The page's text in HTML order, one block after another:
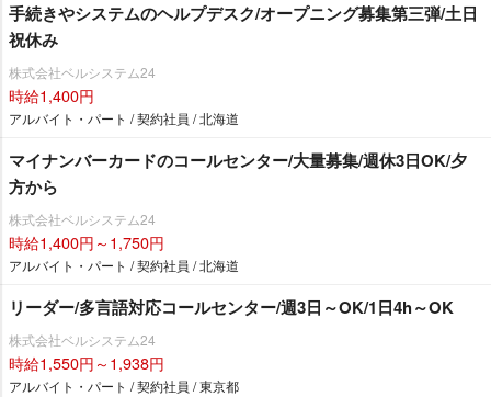
手続きやシステムのヘルプデスク/オープニング募集第三弾/土日
祝休み
株式会社ベルシステム24
時給1,400円
アルバイト・パート / 契約社員 / 北海道
マイナンバーカードのコールセンター/大量募集/週休3日OK/夕
方から
株式会社ベルシステム24
時給1,400円～1,750円
アルバイト・パート / 契約社員 / 北海道
リーダー/多言語対応コールセンター/週3日～OK/1日4h～OK
株式会社ベルシステム24
時給1,550円～1,938円
アルバイト・パート / 契約社員 / 東京都